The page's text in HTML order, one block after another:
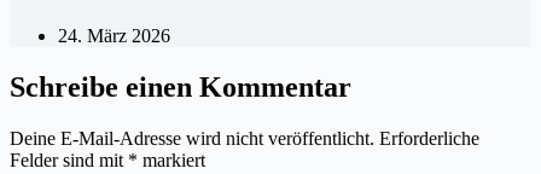
24. März 2026
Schreibe einen Kommentar
Deine E-Mail-Adresse wird nicht veröffentlicht. Erforderliche
Felder sind mit * markiert